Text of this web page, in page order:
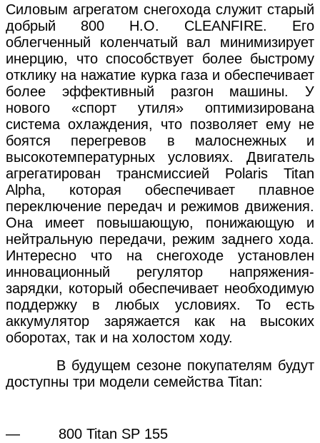
Силовым агрегатом снегохода служит старый
добрый 800 H.O. CLEANFIRE. Его
облегченный коленчатый вал минимизирует
инерцию, что способствует более быстрому
отклику на нажатие курка газа и обеспечивает
более эффективный разгон машины. У
нового «спорт утиля» оптимизирована
система охлаждения, что позволяет ему не
боятся перегревов в малоснежных и
высокотемпературных условиях. Двигатель
агрегатирован трансмиссией Polaris Titan
Alpha, которая обеспечивает плавное
переключение передач и режимов движения.
Она имеет повышающую, понижающую и
нейтральную передачи, режим заднего хода.
Интересно что на снегоходе установлен
инновационный регулятор напряжения-
зарядки, который обеспечивает необходимую
поддержку в любых условиях. То есть
аккумулятор заряжается как на высоких
оборотах, так и на холостом ходу.
В будущем сезоне покупателям будут
доступны три модели семейства Titan:
— 800 Titan SP 155